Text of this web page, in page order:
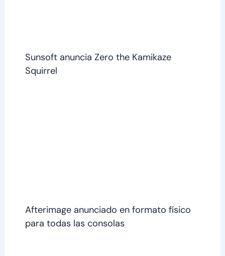
Sunsoft anuncia Zero the Kamikaze
Squirrel
Afterimage anunciado en formato físico
para todas las consolas